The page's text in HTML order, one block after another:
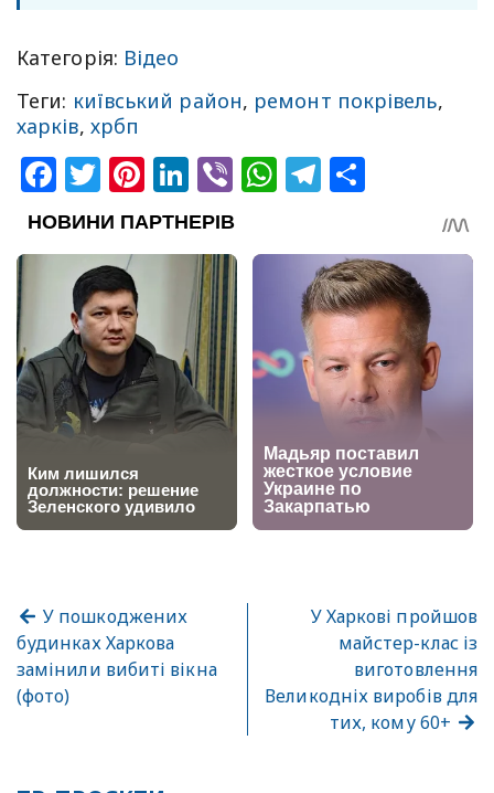
Категорія: Відео
Теги: київський район, ремонт покрівель,
харків, хрбп
Facebook
Twitter
Pinterest
LinkedIn
ViberWhatsApp
Telegram
У пошкоджених
будинках Харкова
замінили вибиті вікна
(фото)
У Харкові пройшов
майстер-клас із
виготовлення
Великодніх виробів для
тих, кому 60+